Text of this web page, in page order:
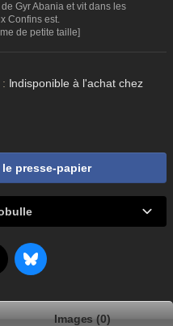
Gyr Abania et vit dans les
Confins est.
de petite taille]
Indisponible à l'achat chez
presse-papier
Images (0)